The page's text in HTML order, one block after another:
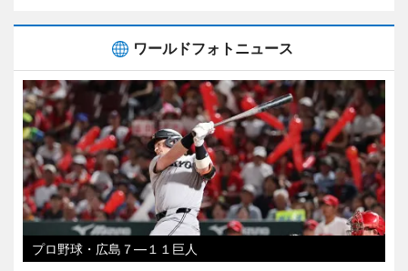
ワールドフォトニュース
プロ野球・広島７―１１巨人